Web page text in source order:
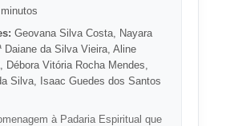
Geovana Silva Costa, Nayara
Daiane da Silva Vieira, Aline
Débora Vitória Rocha Mendes,
Silva, Isaac Guedes dos Santos
à Padaria Espiritual que